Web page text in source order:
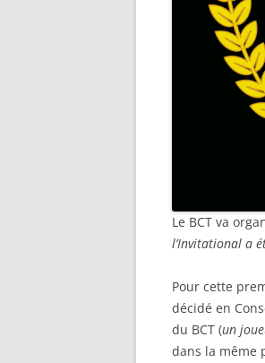
Le BCT va
l’Invitational a
Pour cette
décidé en
du BCT (un
dans la même